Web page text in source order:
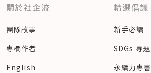
關於社企流
團隊故事
專欄作者
English
精選倡議
新手必讀
SDGs 專題
永續力專書